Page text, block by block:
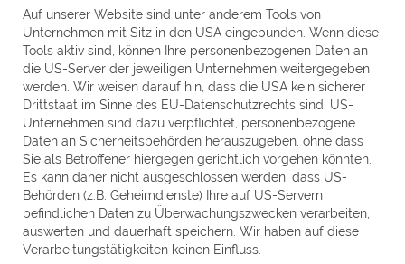
Auf unserer Website sind unter anderem Tools von
Unternehmen mit Sitz in den USA eingebunden. Wenn diese
Tools aktiv sind, können Ihre personenbezogenen Daten an
die US-Server der jeweiligen Unternehmen weitergegeben
werden. Wir weisen darauf hin, dass die USA kein sicherer
Drittstaat im Sinne des EU-Datenschutzrechts sind. US-
Unternehmen sind dazu verpflichtet, personenbezogene
Daten an Sicherheitsbehörden herauszugeben, ohne dass
Sie als Betroffener hiergegen gerichtlich vorgehen könnten.
Es kann daher nicht ausgeschlossen werden, dass US-
Behörden (z.B. Geheimdienste) Ihre auf US-Servern
befindlichen Daten zu Überwachungszwecken verarbeiten,
auswerten und dauerhaft speichern. Wir haben auf diese
Verarbeitungstätigkeiten keinen Einfluss.